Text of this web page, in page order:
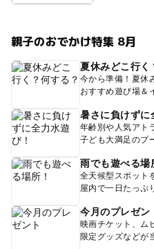
親子のおでかけ特集 8月
夏休みどこ行く
今から準備！夏休
おすすめ遊び場＆
暑さに負けずに
年齢別や人気アト
子ども大満足のプ
雨でも遊べる場
全天候型スポット
屋内で一日たっぷ
今月のプレゼン
映画チケット、ム
限定グッズなどが